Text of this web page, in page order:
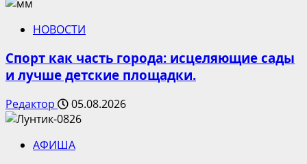
НОВОСТИ
Спорт как часть города: исцеляющие сады
и лучше детские площадки.
Редактор 05.08.2026
АФИША